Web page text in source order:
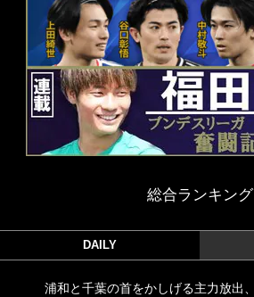
総合ランキング
DAILY
浦和と千葉の首をかしげる主力放出、